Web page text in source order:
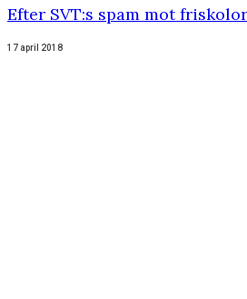
Efter SVT:s spam mot
17 april 2018